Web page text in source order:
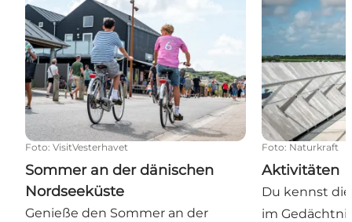
Foto: VisitVesterhavet
Sommer an der dänischen
Nordseeküste
Genieße den Sommer an der
Foto: Naturkraft
Aktivitäten
Du kennst
im